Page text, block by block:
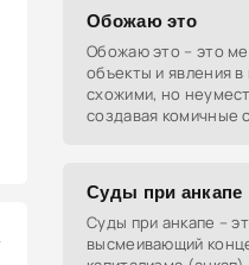
Обожаю это
Обожаю это – это
объекты и явления
схожими, но
создавая комичные
Суды при анкапе
Суды при анкапе –
высмеивающий